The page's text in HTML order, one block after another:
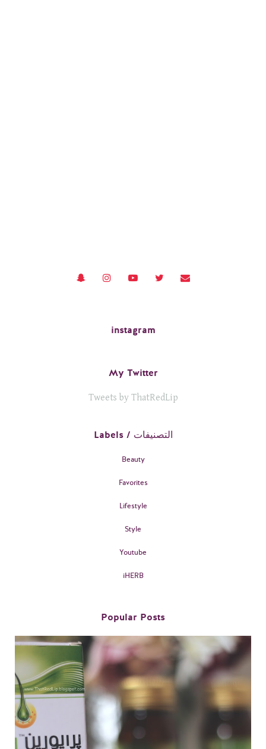
instagram
My Twitter
Tweets by ThatRedLip
Labels / التصنيفات
Beauty
Favorites
Lifestyle
Style
Youtube
iHERB
Popular Posts